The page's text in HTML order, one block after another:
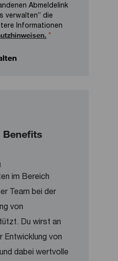
Abmeldelink
verwalten” die
Informationen
*
Benefits
im Bereich
Team bei der
von
Du wirst an
Entwicklung von
dabei wertvolle